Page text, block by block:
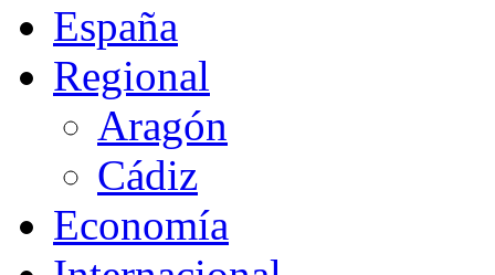
España
Regional
Aragón
Cádiz
Economía